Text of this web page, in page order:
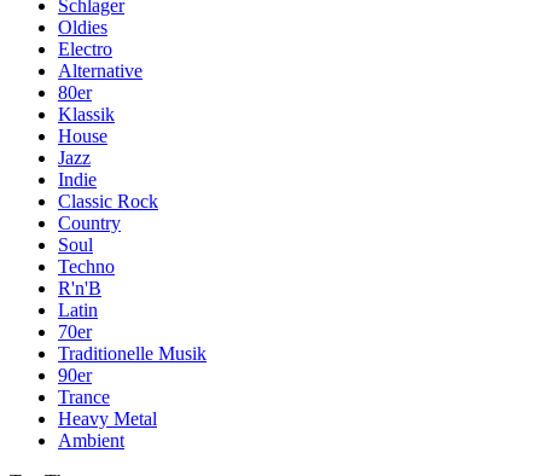
Schlager
Oldies
Electro
Alternative
80er
Klassik
House
Jazz
Indie
Classic Rock
Country
Soul
Techno
R'n'B
Latin
70er
Traditionelle Musik
90er
Trance
Heavy Metal
Ambient